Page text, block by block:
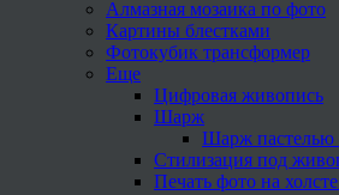
Алмазная мозаика по фото
Картины блестками
Фотокубик трансформер
Еще
Цифровая живопись
Шарж
Шарж пастелью
Стилизация под
Печать фото на